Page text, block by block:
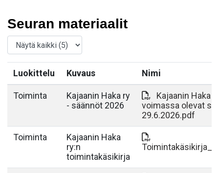
Seuran materiaalit
Luokittelu Kuvaus Nimi
Toiminta
Kajaanin Haka ry
- säännöt 2026
Kajaanin Haka
voimassa olevat
29.6.2026.pdf
Toiminta
Kajaanin Haka
ry:n
toimintakäsikirja